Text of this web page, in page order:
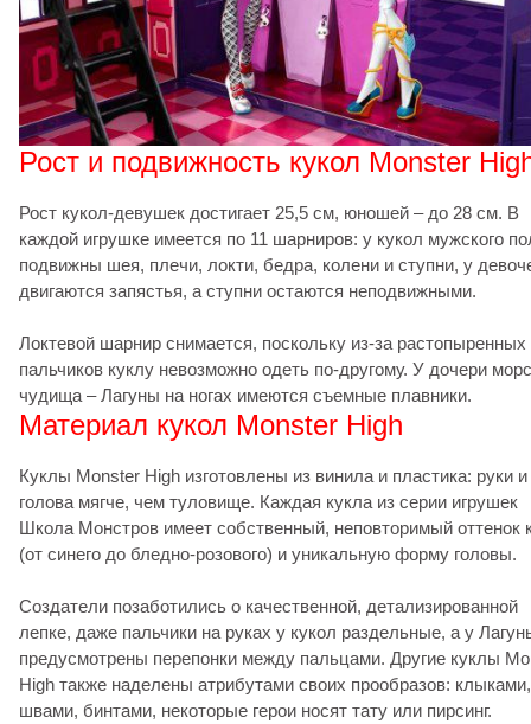
Рост и подвижность кукол Monster
Рост кукол-девушек достигает 25,5 см, юношей – до 28 см. В
каждой игрушке имеется по 11 шарниров: у кукол мужского
подвижны шея, плечи, локти, бедра, колени и ступни, у
двигаются запястья, а ступни остаются неподвижными.
Локтевой шарнир снимается, поскольку из-за растопыренных
пальчиков куклу невозможно одеть по-другому. У дочери
чудища – Лагуны на ногах имеются съемные плавники.
Материал кукол Monster High
Куклы Monster High изготовлены из винила и пластика: руки и
голова мягче, чем туловище. Каждая кукла из серии игрушек
Школа Монстров имеет собственный, неповторимый оттенок
(от синего до бледно-розового) и уникальную форму головы.
Создатели позаботились о качественной, детализированной
лепке, даже пальчики на руках у кукол раздельные, а у
предусмотрены перепонки между пальцами. Другие куклы
High также наделены атрибутами своих прообразов: клыками,
швами, бинтами, некоторые герои носят тату или пирсинг.